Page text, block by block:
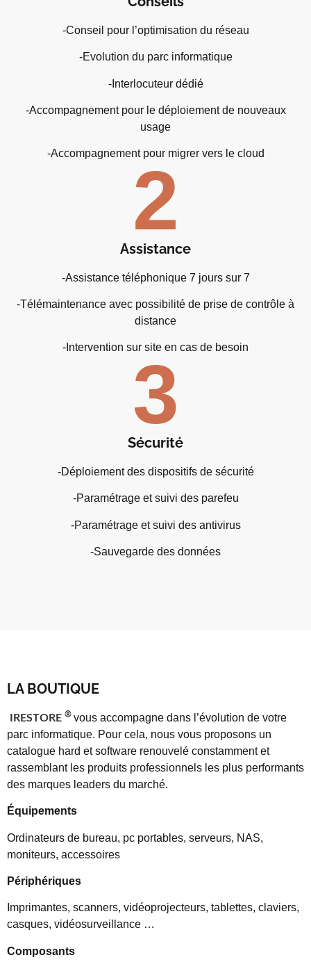
-Conseil pour l’optimisation du réseau
-Evolution du parc informatique
-Interlocuteur dédié
-Accompagnement pour le déploiement de nouveaux
usage
-Accompagnement pour migrer vers le cloud
2
Assistance
-Assistance téléphonique 7 jours sur 7
-Télémaintenance avec possibilité de prise de contrôle à
distance
-Intervention sur site en cas de besoin
3
Sécurité
-Déploiement des dispositifs de sécurité
-Paramétrage et suivi des parefeu
-Paramétrage et suivi des antivirus
-Sauvegarde des données
LA BOUTIQUE
IRESTORE ® vous accompagne dans l’évolution de votre
parc informatique. Pour cela, nous vous proposons un
catalogue hard et software renouvelé constamment et
rassemblant les produits professionnels les plus performants
des marques leaders du marché.
Équipements
Ordinateurs de bureau, pc portables, serveurs, NAS,
moniteurs, accessoires
Périphériques
Imprimantes, scanners, vidéoprojecteurs, tablettes, claviers,
casques, vidéosurveillance …
Composants